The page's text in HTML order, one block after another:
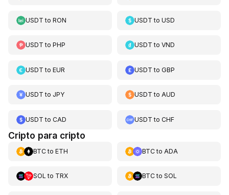
USDT to RON USDT toUSD
USDT to PHP USDT toVND
USDT to EUR USDT toGBP
USDT to JPY USDT toAUD
USDT to CAD USDT toCHF
Cripto para cripto
BTCto ETH BTCto ADA
SOL to TRX BTCto SOL